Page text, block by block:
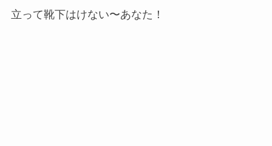
立って靴下はけない〜あなた！